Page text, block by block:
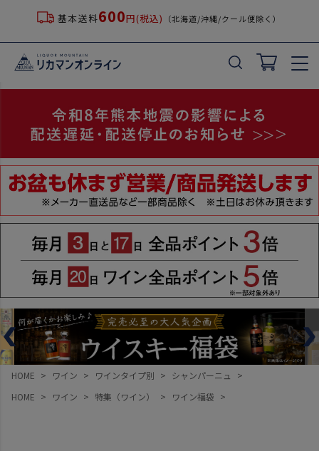
基本送料600円(税込) （北海道/沖縄/クール便除く）
HOME ワイン ワインタイプ別
シャンパーニュ
HOME
ワイン 特集（ワイン） ワイン福袋